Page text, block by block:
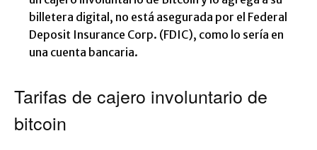
billetera digital, no está asegurada por el Federal
Deposit Insurance Corp. (FDIC), como lo sería en
una cuenta bancaria.
Tarifas de cajero involuntario de
bitcoin